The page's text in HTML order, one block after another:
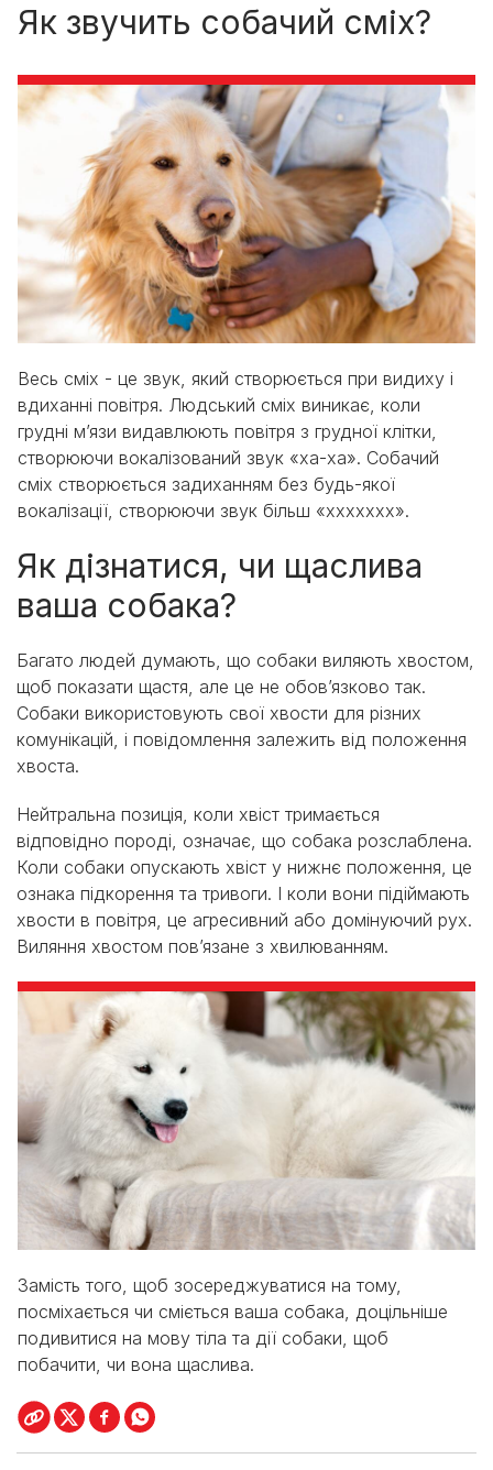
Як звучить собачий сміх?
Весь сміх - це звук, який створюється при видиху і
вдиханні повітря. Людський сміх виникає, коли
грудні м’язи видавлюють повітря з грудної клітки,
створюючи вокалізований звук «ха-ха». Собачий
сміх створюється задиханням без будь-якої
вокалізації, створюючи звук більш «ххххххх».
Як дізнатися, чи щаслива
ваша собака?
Багато людей думають, що собаки виляють хвостом,
щоб показати щастя, але це не обов’язково так.
Собаки використовують свої хвости для різних
комунікацій, і повідомлення залежить від положення
хвоста.
Нейтральна позиція, коли хвіст тримається
відповідно породі, означає, що собака розслаблена.
Коли собаки опускають хвіст у нижнє положення, це
ознака підкорення та тривоги. І коли вони підіймають
хвости в повітря, це агресивний або домінуючий рух.
Виляння хвостом пов’язане з хвилюванням.
Замість того, щоб зосереджуватися на тому,
посміхається чи сміється ваша собака, доцільніше
подивитися на мову тіла та дії собаки, щоб
побачити, чи вона щаслива.